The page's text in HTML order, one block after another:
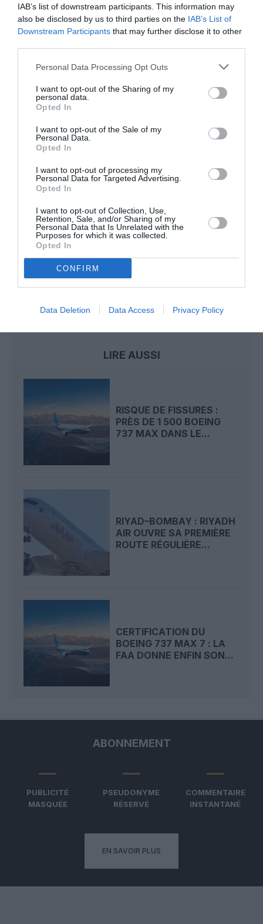
IAB’s list of downstream participants. This information may
also be disclosed by us to third parties on the IAB’s List of
Downstream Participants that may further disclose it to other
Personal Data Processing Opt Outs
I want to opt-out of the Sharing of my
personal data.
Opted In
I want to opt-out of the Sale of my
Personal Data.
Opted In
I want to opt-out of processing my
Personal Data for Targeted Advertising.
Opted In
I want to opt-out of Collection, Use,
Retention, Sale, and/or Sharing of my
Personal Data that Is Unrelated with the
Purposes for which it was collected.
Opted In
CONFIRM
Data Deletion Data Access Privacy Policy
NOUS SOUTENIR
Manfou a commenté l'article :
Pyramides, croisières et mer Rouge : l’Égypte mise sur
une saison record malgré le contexte géopolitique
Arn31a commenté l'article :
Après Emirates, Lufthansa remet en cause la réception
de Boeing 777-9 déjà construits
787 dreamliner boeing incidents
LIRE AUSSI
RISQUE DE FISSURES :
PRÈS DE 1 500 BOEING
737 MAX DANS LE...
RIYAD–BOMBAY : RIYADH
AIR OUVRE SA PREMIÈRE
ROUTE RÉGULIÈRE...
CERTIFICATION DU
BOEING 737 MAX 7 : LA
FAA DONNE ENFIN SON...
ABONNEMENT
PUBLICITÉ
MASQUÉE
PSEUDONYME
RÉSERVÉ
COMMENTAIRE
INSTANTANÉ
EN SAVOIR PLUS